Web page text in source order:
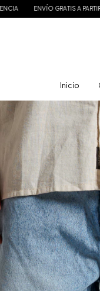
$175.000 HASTA 3 CUOTAS
Inicio